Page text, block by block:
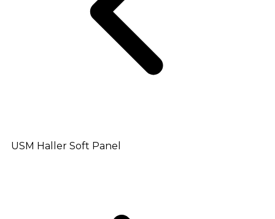
USM Haller Soft Panel